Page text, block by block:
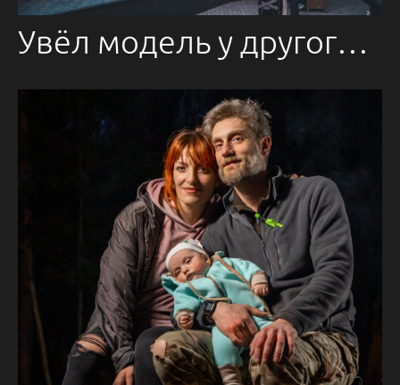
Увёл модель у другого фотографа. так получилось)